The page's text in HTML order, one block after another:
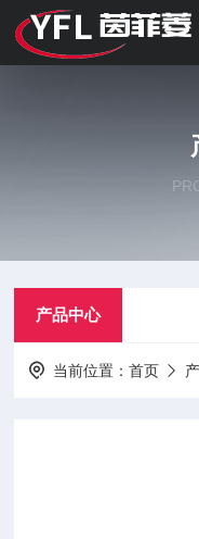
产品中心
当前位置：首页